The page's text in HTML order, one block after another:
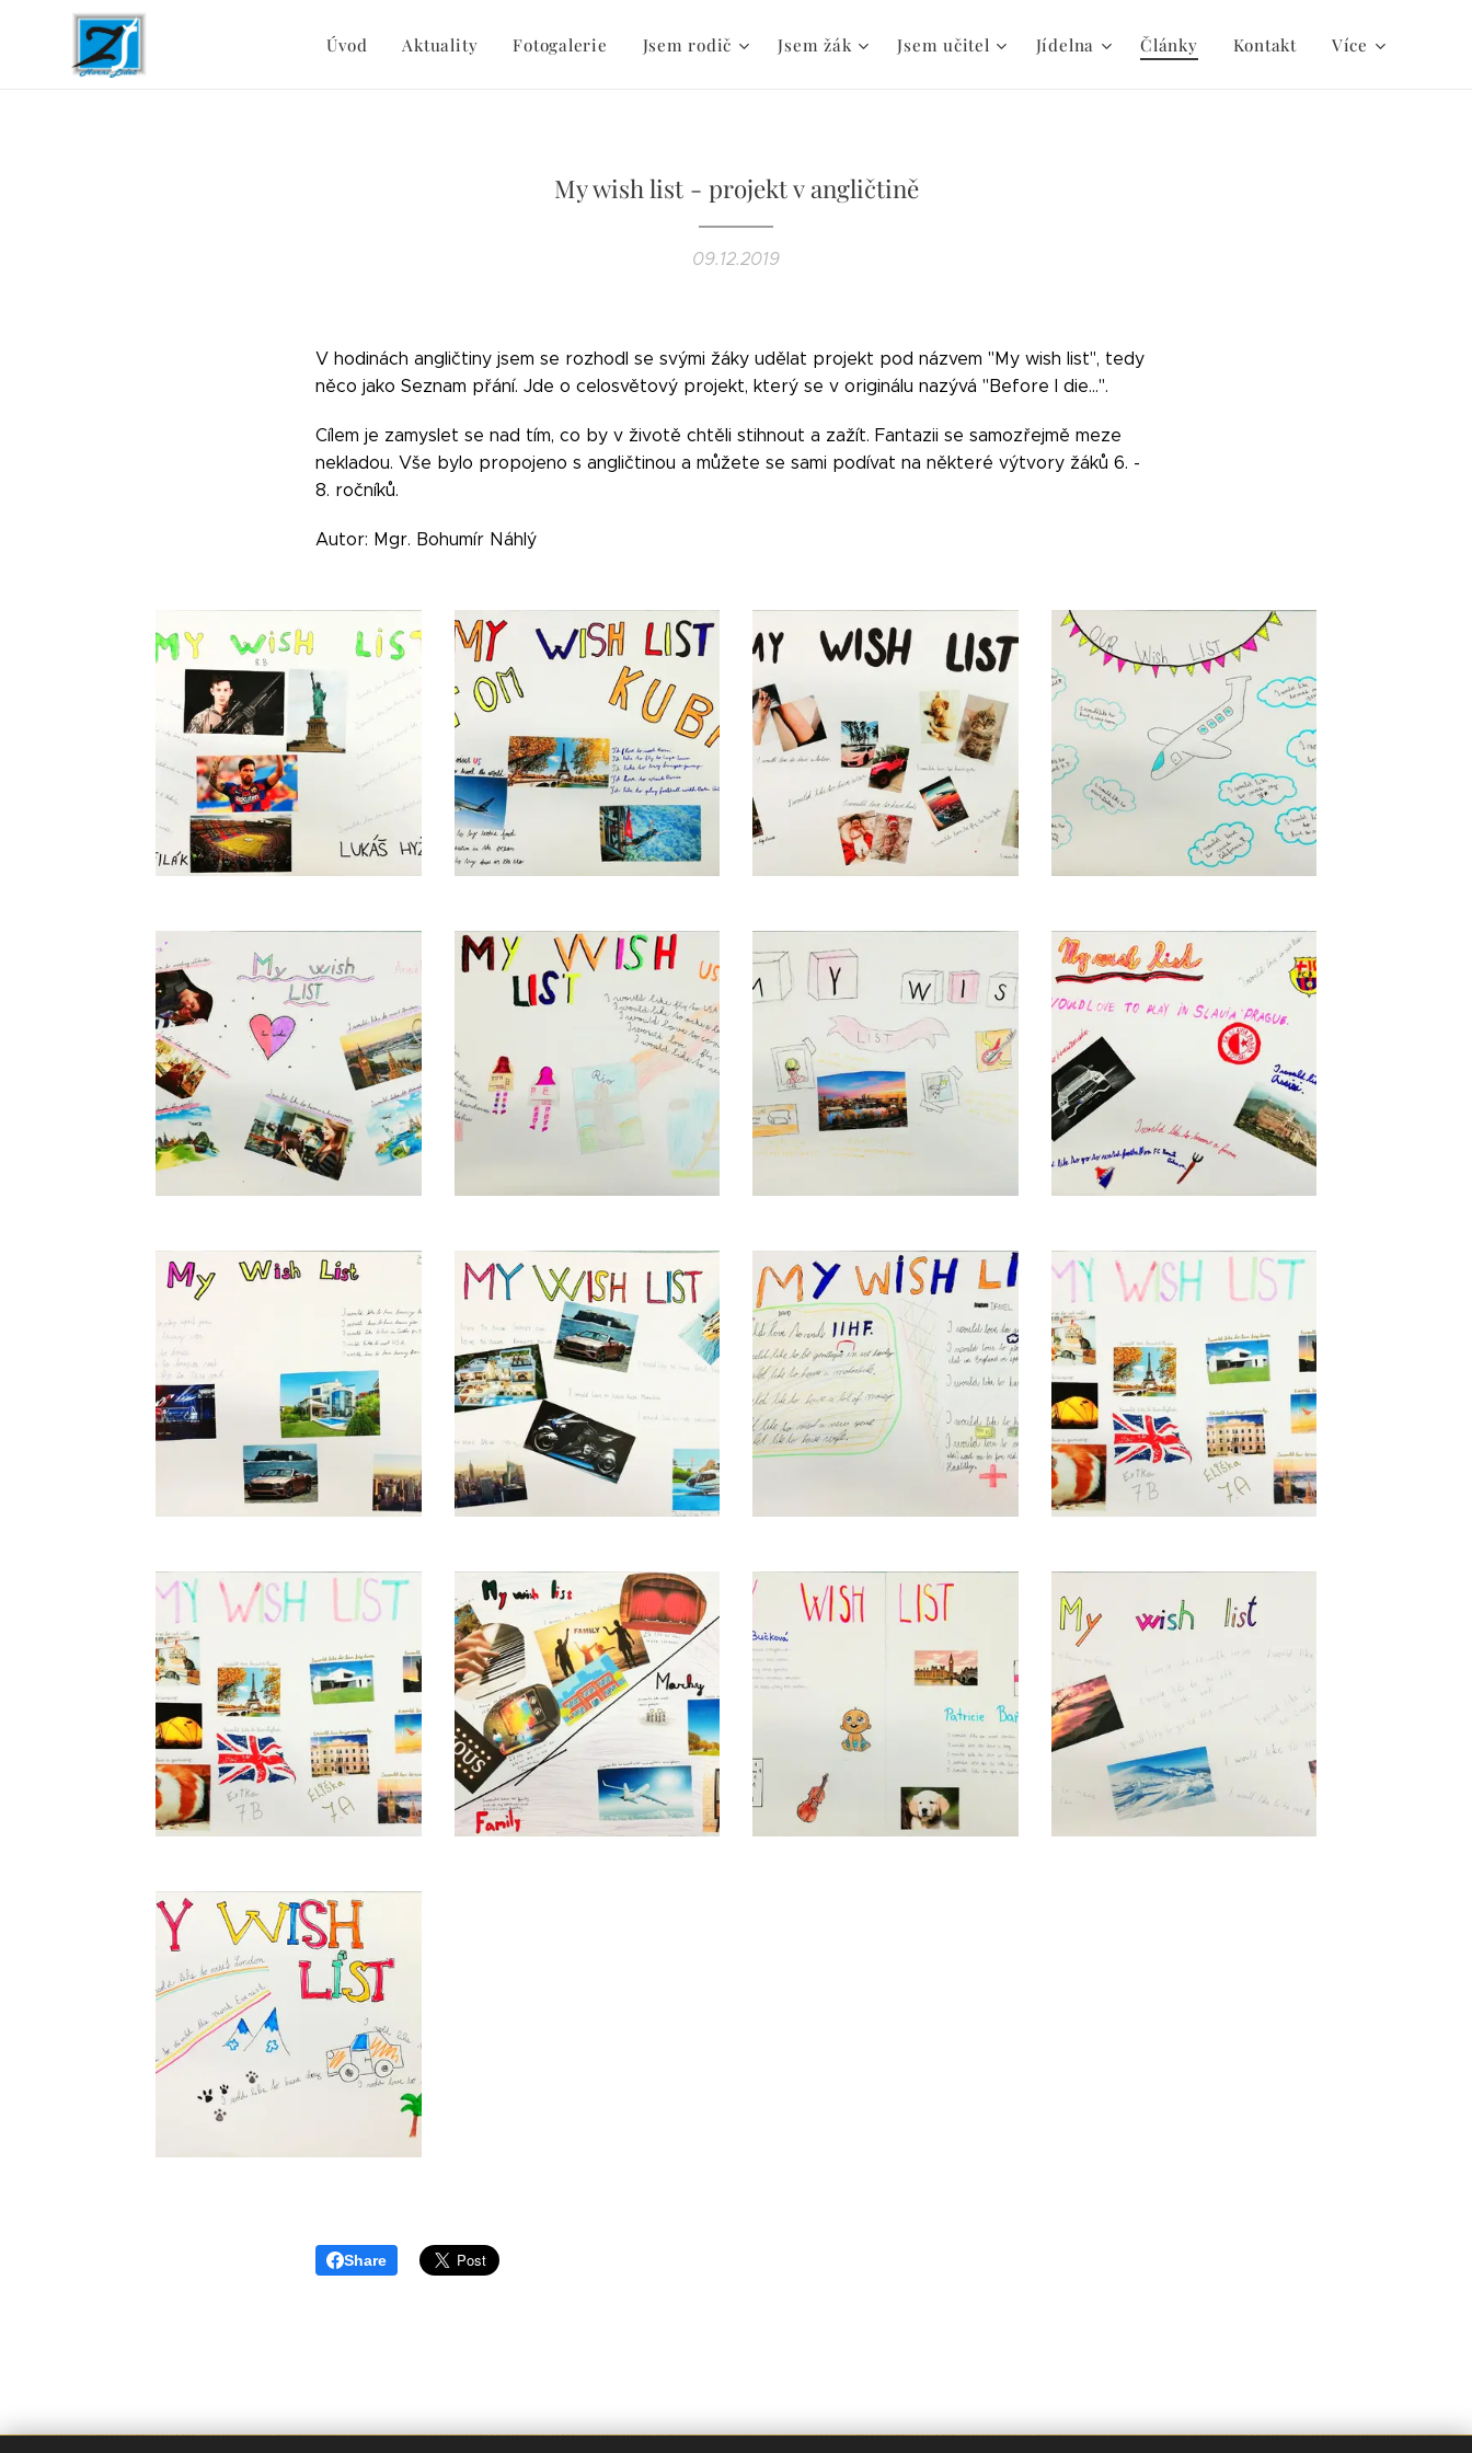
Úvod Aktuality Fotogalerie Jsem rodič Jsem žák Jsem učitel Jídelna Články Kontakt Více
My wish list - projekt v angličtině
09.12.2019
V hodinách angličtiny jsem se rozhodl se svými žáky udělat projekt pod názvem "My wish list", tedy
něco jako Seznam přání. Jde o celosvětový projekt, který se v originálu nazývá "Before I die...".
Cílem je zamyslet se nad tím, co by v životě chtěli stihnout a zažít. Fantazii se samozřejmě meze
nekladou. Vše bylo propojeno s angličtinou a můžete se sami podívat na některé výtvory žáků 6. -
8. ročníků.
Autor: Mgr. Bohumír Náhlý
Share